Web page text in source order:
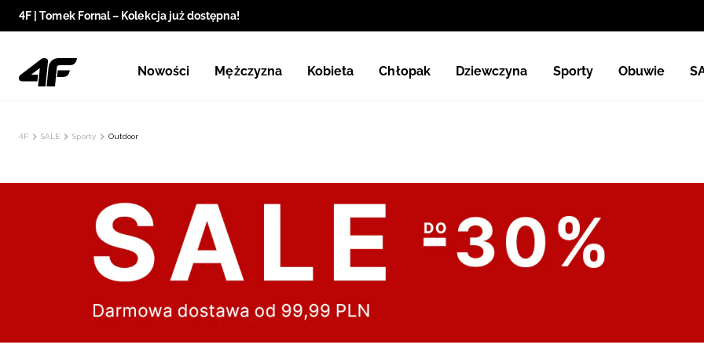
4F | Tomek Fornal – Kolekcja już dostępna!
Nowości Mężczyzna Kobieta Chłopak Dziewczyna Sporty Obuwie
4F SALE Sporty Outdoor